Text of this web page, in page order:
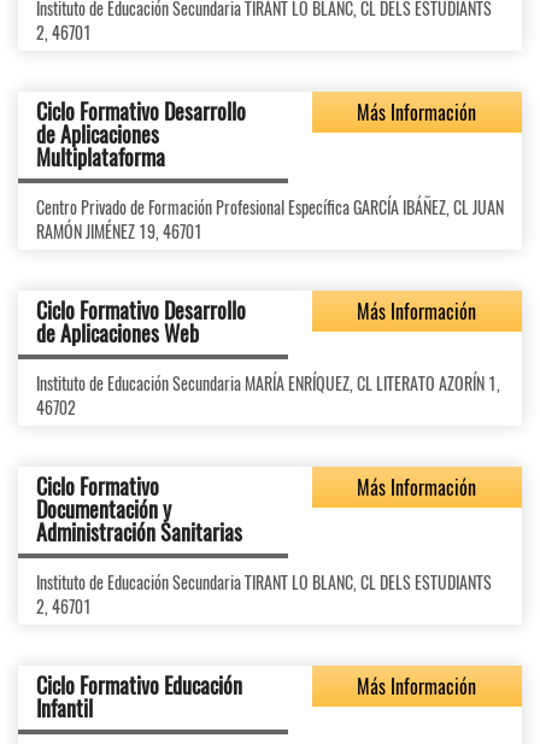
Instituto de Educación Secundaria TIRANT LO BLANC, CL DELS ESTUDIANTS
2, 46701
Ciclo Formativo Desarrollo
de Aplicaciones
Multiplataforma
Más Información
Centro Privado de Formación Profesional Específica GARCÍA IBÁÑEZ, CL JUAN
RAMÓN JIMÉNEZ 19, 46701
Ciclo Formativo Desarrollo
de Aplicaciones Web
Más Información
Instituto de Educación Secundaria MARÍA ENRÍQUEZ, CL LITERATO AZORÍN 1,
46702
Ciclo Formativo
Documentación y
Administración Sanitarias
Más Información
Instituto de Educación Secundaria TIRANT LO BLANC, CL DELS ESTUDIANTS
2, 46701
Ciclo Formativo Educación
Infantil
Más Información